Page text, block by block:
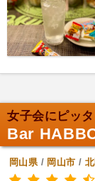
女子会にピッタ
Bar
岡山県/ 岡山市 /